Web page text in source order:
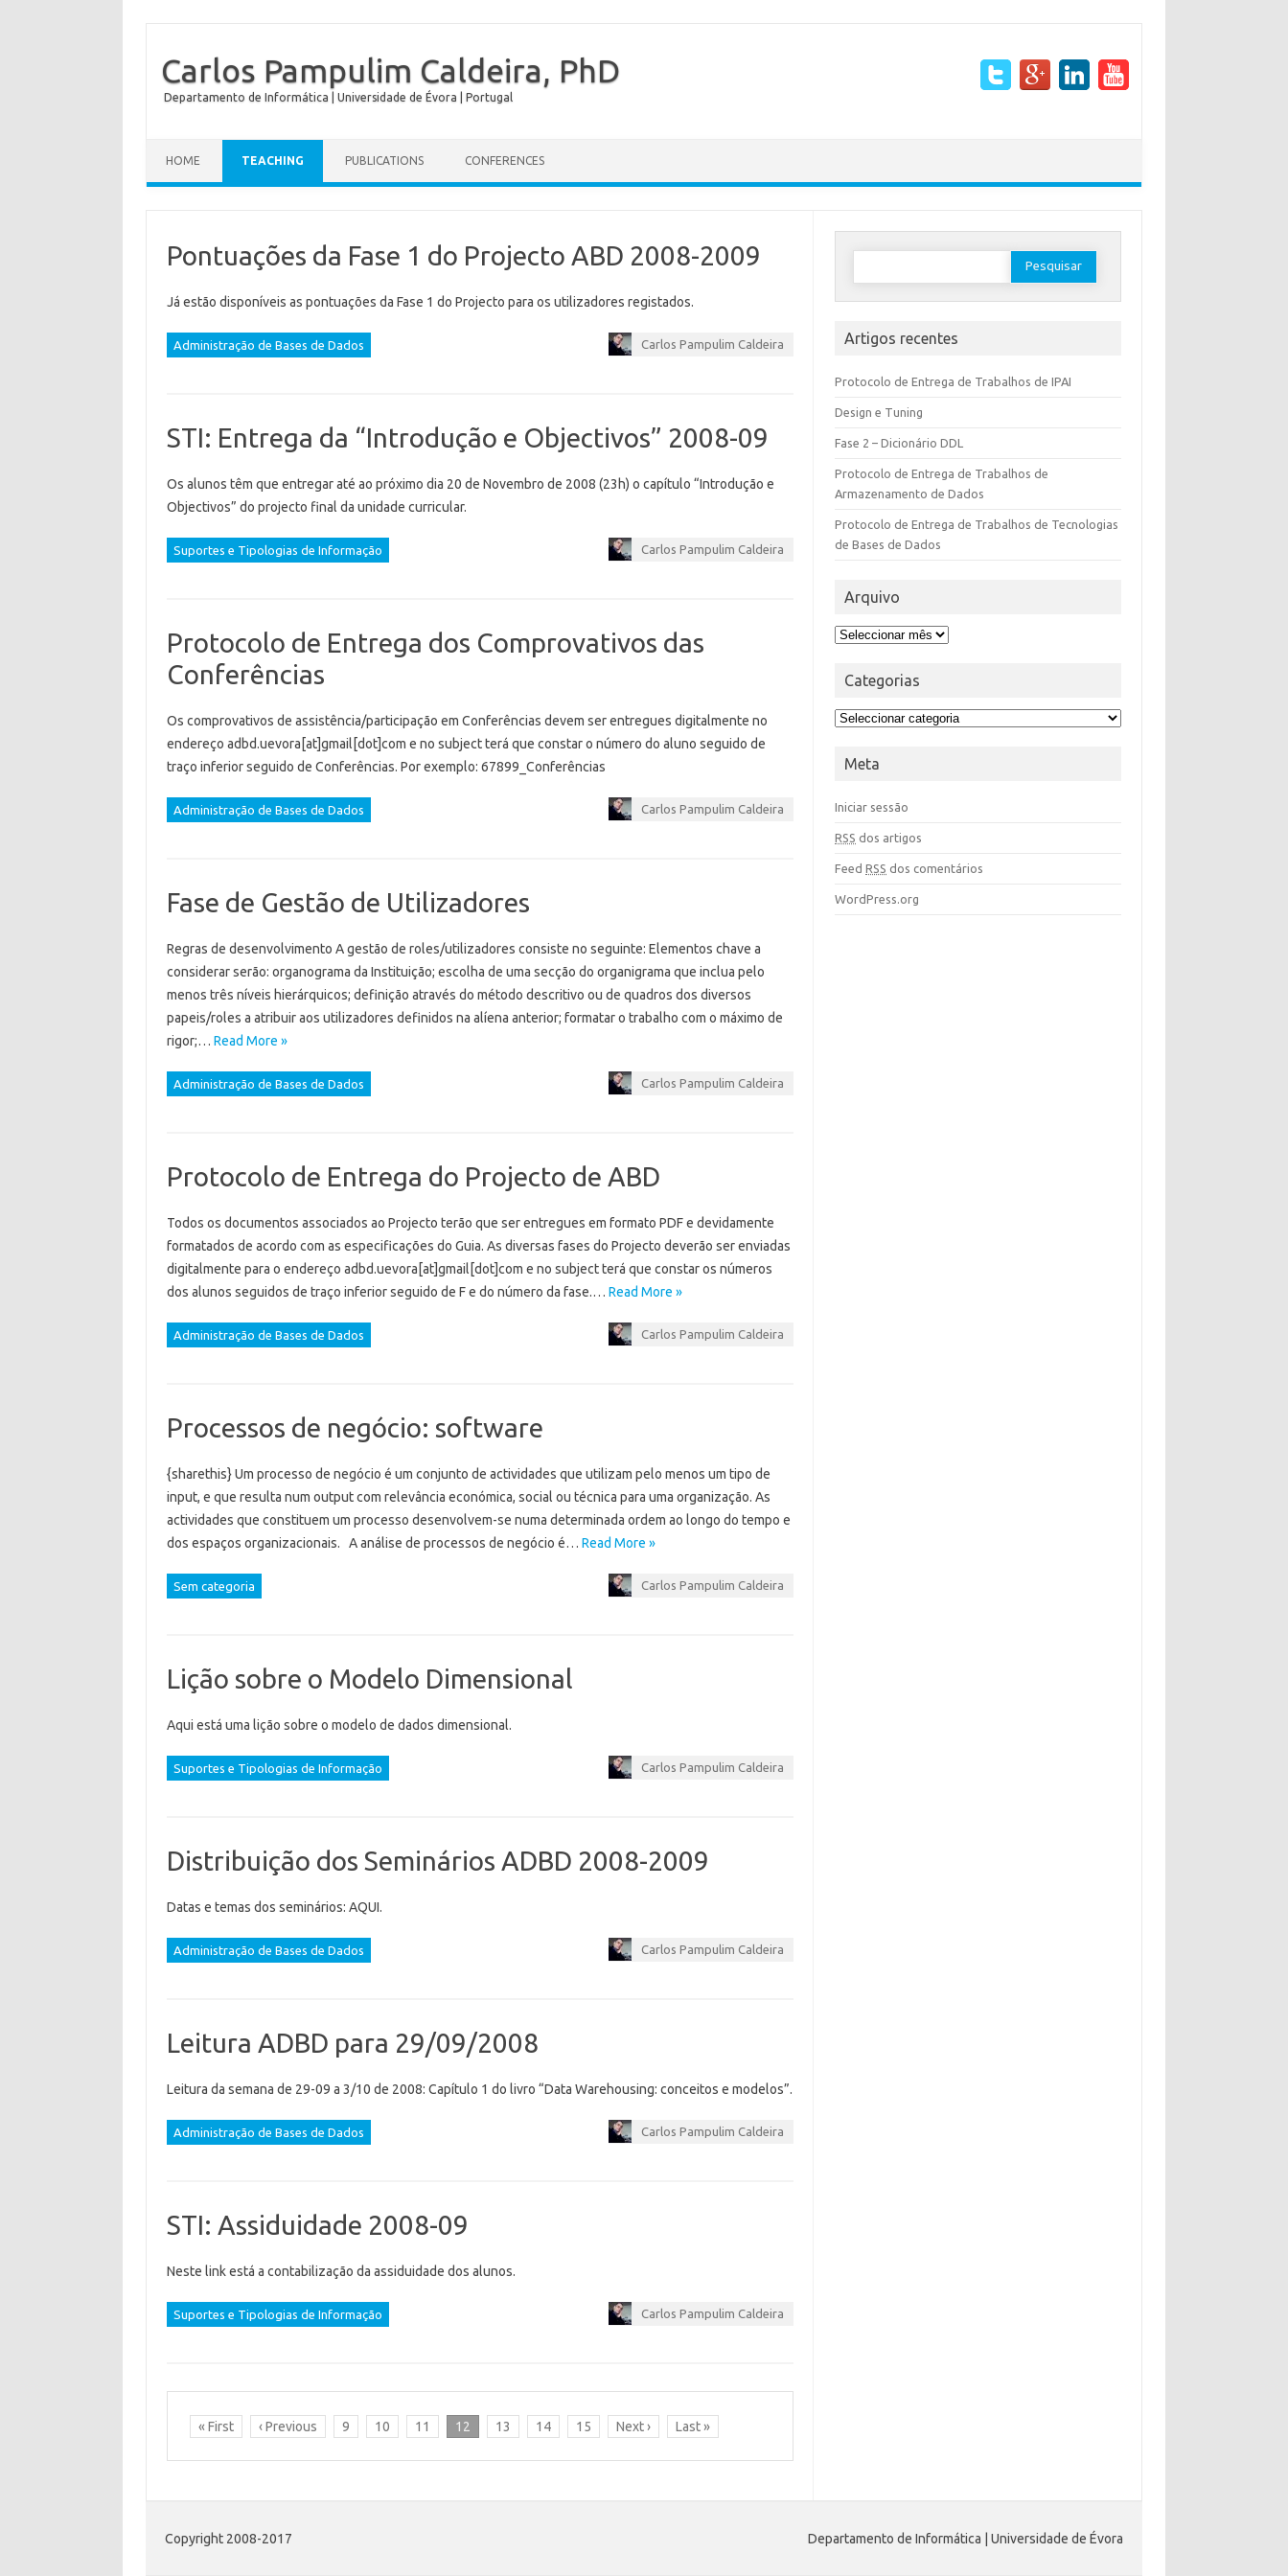
Carlos Pampulim Caldeira, PhD
Departamento de Informática | Universidade de Évora | Portugal
HOME TEACHING PUBLICATIONS CONFERENCES
Pontuações da Fase 1 do Projecto ABD 2008-2009
Já estão disponíveis as pontuações da Fase 1 do Projecto para os utilizadores registados.
Administração de Bases de Dados Carlos Pampulim Caldeira
STI: Entrega da “Introdução e Objectivos” 2008-09
Os alunos têm que entregar até ao próximo dia 20 de Novembro de 2008 (23h) o capítulo “Introdução e
Objectivos” do projecto final da unidade curricular.
Suportes e Tipologias de Informação Carlos Pampulim Caldeira
Protocolo de Entrega dos Comprovativos das
Conferências
Os comprovativos de assistência/participação em Conferências devem ser entregues digitalmente no
endereço adbd.uevora[at]gmail[dot]com e no subject terá que constar o número do aluno seguido de
traço inferior seguido de Conferências. Por exemplo: 67899_Conferências
Administração de Bases de Dados Carlos Pampulim Caldeira
Fase de Gestão de Utilizadores
Regras de desenvolvimento A gestão de roles/utilizadores consiste no seguinte: Elementos chave a
considerar serão: organograma da Instituição; escolha de uma secção do organigrama que inclua pelo
menos três níveis hierárquicos; definição através do método descritivo ou de quadros dos diversos
papeis/roles a atribuir aos utilizadores definidos na alíena anterior; formatar o trabalho com o máximo de
rigor;… Read More »
Administração de Bases de Dados Carlos Pampulim Caldeira
Protocolo de Entrega do Projecto de ABD
Todos os documentos associados ao Projecto terão que ser entregues em formato PDF e devidamente
formatados de acordo com as especificações do Guia. As diversas fases do Projecto deverão ser enviadas
digitalmente para o endereço adbd.uevora[at]gmail[dot]com e no subject terá que constar os números
dos alunos seguidos de traço inferior seguido de F e do número da fase.… Read More »
Administração de Bases de Dados Carlos Pampulim Caldeira
Processos de negócio: software
{sharethis} Um processo de negócio é um conjunto de actividades que utilizam pelo menos um tipo de
input, e que resulta num output com relevância económica, social ou técnica para uma organização. As
actividades que constituem um processo desenvolvem-se numa determinada ordem ao longo do tempo e
dos espaços organizacionais. A análise de processos de negócio é… Read More »
Sem categoria Carlos Pampulim Caldeira
Lição sobre o Modelo Dimensional
Aqui está uma lição sobre o modelo de dados dimensional.
Suportes e Tipologias de Informação Carlos Pampulim Caldeira
Distribuição dos Seminários ADBD 2008-2009
Datas e temas dos seminários: AQUI.
Administração de Bases de Dados Carlos Pampulim Caldeira
Leitura ADBD para 29/09/2008
Leitura da semana de 29-09 a 3/10 de 2008: Capítulo 1 do livro “Data Warehousing: conceitos e modelos”.
Administração de Bases de Dados Carlos Pampulim Caldeira
STI: Assiduidade 2008-09
Neste link está a contabilização da assiduidade dos alunos.
Suportes e Tipologias de Informação Carlos Pampulim Caldeira
« First ‹ Previous 9 10 11 12 13 14 15 Next › Last »
Artigos recentes
Protocolo de Entrega de Trabalhos de IPAI
Design e Tuning
Fase 2 – Dicionário DDL
Protocolo de Entrega de Trabalhos de
Armazenamento de Dados
Protocolo de Entrega de Trabalhos de Tecnologias
de Bases de Dados
Arquivo
Categorias
Meta
Iniciar sessão
RSS dos artigos
FeedRSS dos comentários
WordPress.org
Copyright 2008-2017 Departamento de Informática | Universidade de Évora